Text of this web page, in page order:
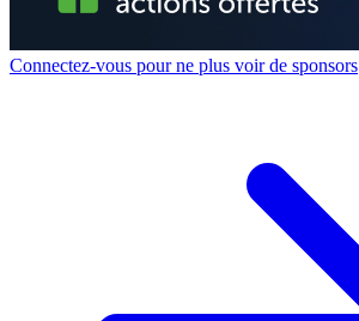
Connectez-vous pour ne plus voir de sponsors